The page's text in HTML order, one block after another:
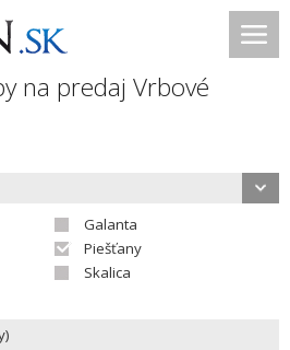
na predaj Vrbové
Galanta
Piešťany
Skalica